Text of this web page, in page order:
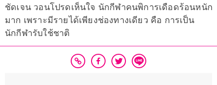
ชัดเจน วอนโปรดเห็นใจ นักกีฬาคนพิการเดือดร้อนหนัก
มาก เพราะมีรายได้เพียงช่องทางเดียว คือ การเป็น
นักกีฬารับใช้ชาติ